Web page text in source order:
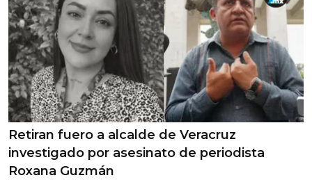
Retiran fuero a alcalde de Veracruz
investigado por asesinato de periodista
Roxana Guzmán